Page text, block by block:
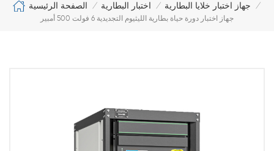
الصفحة الرئيسية / اختبار البطارية / جهاز اختبار خلايا البطارية
/
جهاز اختبار دورة حياة بطارية الليثيوم التجديدية 6 فولت 500 أمبير